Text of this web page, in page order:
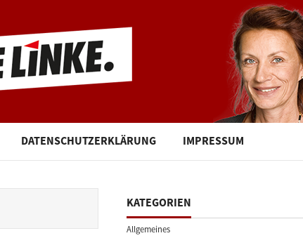
DATENSCHUTZERKLÄRUNG IMPRESSUM
KATEGORIEN
Allgemeines